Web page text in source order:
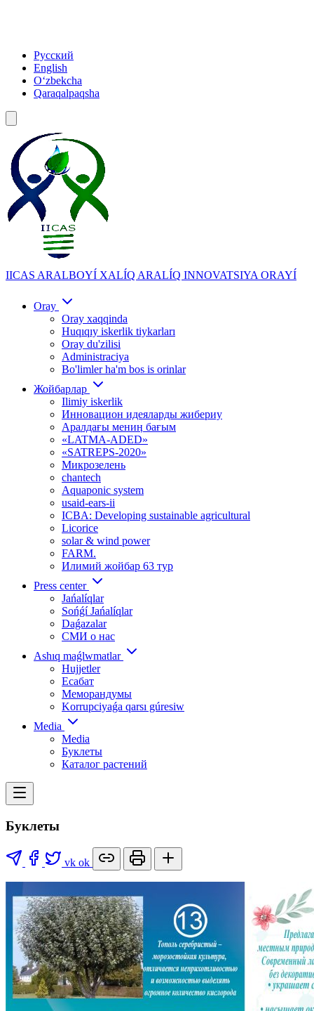
Русский
English
Oʻzbekcha
Qaraqalpaqsha
IICAS ARALBOYÍ XALÍQ ARALÍQ INNOVATSIYA ORAYÍ
Oray
Oray xaqqinda
Huqıqıy iskerlik tiykarları
Oray du'zilisi
Administraciya
Bo'limler ha'm bos is orinlar
Жойбарлар
Ilimiy iskerlik
Инновацион идеяларды жибериу
Аралдағы мениӊ бағым
«LATMA-ADED»
«SATREPS-2020»
Микрозелень
chantech
Aquaponic system
usaid-ears-ii
ICBA: Developing sustainable agricultural
Licorice
solar & wind power
FARM.
Илимий жойбар 63 тур
Press center
Jańalíqlar
Sońǵí Jańalíqlar
Daǵazalar
СМИ о нас
Ashıq maǵlwmatlar
Hujjetler
Есабат
Меморандумы
Korrupciyaǵa qarsı gúresiw
Media
Media
Буклеты
Каталог растений
Буклеты
vk ok